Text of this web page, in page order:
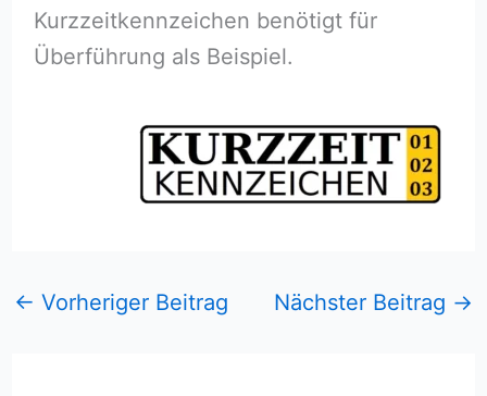
Kurzzeitkennzeichen benötigt für
Überführung als Beispiel.
← Vorheriger Beitrag Nächster Beitrag →